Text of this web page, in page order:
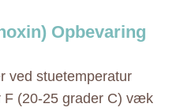
Opbevaring
ved stuetemperatur
F (20-25 grader C) væk